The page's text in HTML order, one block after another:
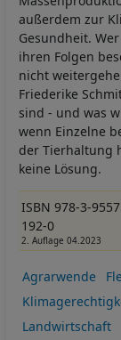
außerdem zur
Gesundheit.
ihren Folgen
nicht
Friederike
sind - und was
wenn Einzelne
der Tierhaltung
keine Lösung.
ISBN 978-3-
192-0
2. Auflage 04.2023
Agrarwende
Landwirtschaft